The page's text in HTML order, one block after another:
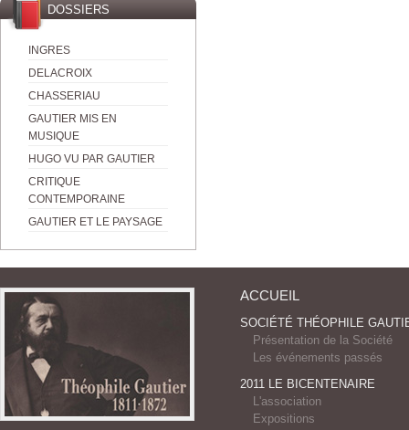
DOSSIERS
INGRES
DELACROIX
CHASSERIAU
GAUTIER MIS EN
MUSIQUE
HUGO VU PAR GAUTIER
CRITIQUE
CONTEMPORAINE
GAUTIER ET LE PAYSAGE
ACCUEIL
SOCIÉTÉ THÉOPHILE
Présentation de la Société
Les événements passés
2011 LE BICENTENAIRE
L'association
Expositions